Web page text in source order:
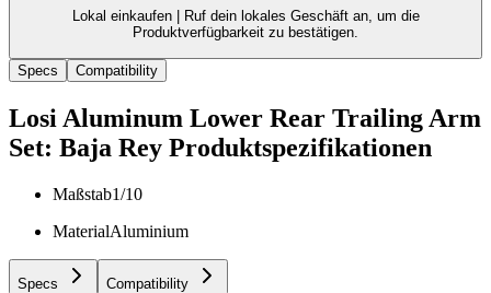
Lokal einkaufen |
Ruf dein lokales Geschäft an, um die
Produktverfügbarkeit zu bestätigen.
Specs Compatibility
Losi Aluminum Lower Rear Trailing Arm
Set: Baja Rey Produktspezifikationen
Maßstab1/10
MaterialAluminium
Specs Compatibility